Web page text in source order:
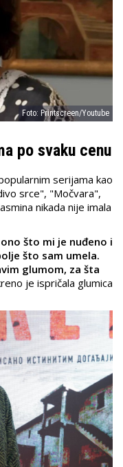
Foto: Printscreen/Youtube
po svaku cenu
serijama kao
srce", "Močvara",
nikada nije imala
što mi je nuđeno i
što sam umela.
glumom, za šta
je ispričala glumica